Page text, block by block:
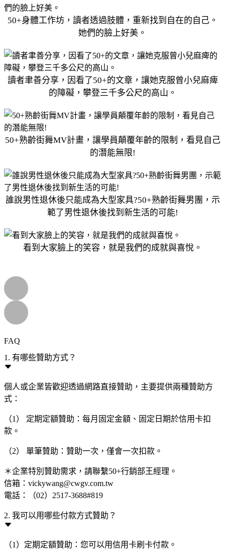
50+身體工作坊，讀者透過肢體，重新找到自在的自己。
她們的臉上好美。
讀者聿善分享，因看了50+的文章，讓她克服曾小兒麻痺
的障礙，攀登三千多公尺的高山。
50+熟齡街舞MV計畫，讓學員顛覆年齡的限制，看見自己
的潛能無限!
誰說男性退休後只能成為大型家具?50+熟齡街舞男團，示
範了男性退休後找到新生活的可能!
看到大家臉上的笑容，就是我們的成就與喜悅。
FAQ
1. 有哪些贊助方式？
個人或企業皆歡迎透過網路直接贊助，主要提供兩種贊助方
式：
（1） 定期定額贊助：每月固定金額、固定日期於信用卡扣
款。
（2） 單筆贊助：贊助一次，僅會一次扣款。
＊企業特別贊助需求，請聯繫50+行銷部王經理。
信箱：vickywang@cwgv.com.tw
電話：（02）2517-3688#819
2. 我可以用哪些付款方式贊助？
（1）定期定額贊助：您可以用信用卡刷卡付款。